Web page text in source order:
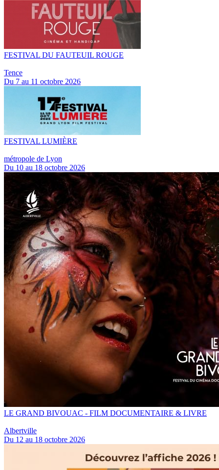
FESTIVAL DU FAUTEUIL ROUGE
Tence
Du 7 au 11 octobre 2026
FESTIVAL LUMIÈRE
métropole de Lyon
Du 10 au 18 octobre 2026
LE GRAND BIVOUAC - FILM DOCUMENTAIRE & LIVRE
Albertville
Du 12 au 18 octobre 2026